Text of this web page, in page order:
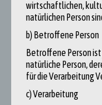
Post
navigation
Zentrale
wirtschaftlichen,
natürlichen Person
b) Betroffene Person
Betroffene Person
natürliche Person,
für die Verarbeitung
c) Verarbeitung